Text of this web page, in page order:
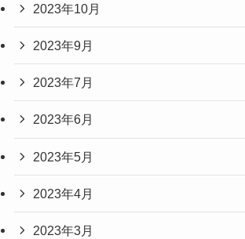
2023年10月
2023年9月
2023年7月
2023年6月
2023年5月
2023年4月
2023年3月